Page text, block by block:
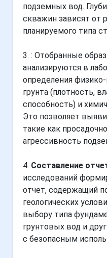
подземных вод.
скважин зависят от
планируемого типа
3. : Отобранные
анализируются в
определения
грунта (плотность,
способность) и
Это позволяет
такие как
агрессивность
4. Составление
исследований
отчет, содержащий
геологических
выбору типа
грунтовых вод и
с безопасным